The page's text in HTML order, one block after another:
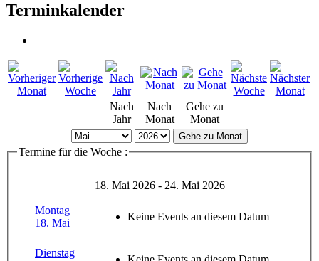
Terminkalender
Nach
Jahr
Nach
Monat
Gehe zu
Monat
Gehe zu Monat
Termine für die Woche :
18. Mai 2026 - 24. Mai 2026
Montag
18. Mai
Keine Events an diesem Datum
Dienstag